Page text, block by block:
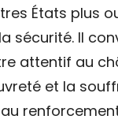
États plus
sécurité. Il
attentif au
et la